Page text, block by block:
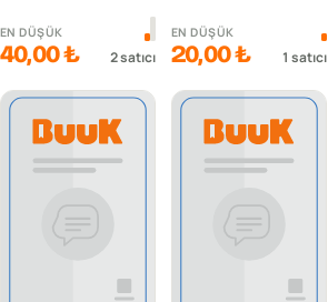
EN DÜŞÜK
40,00 ₺ 2satıcı
EN DÜŞÜK
20,00 ₺ 1 satıcı